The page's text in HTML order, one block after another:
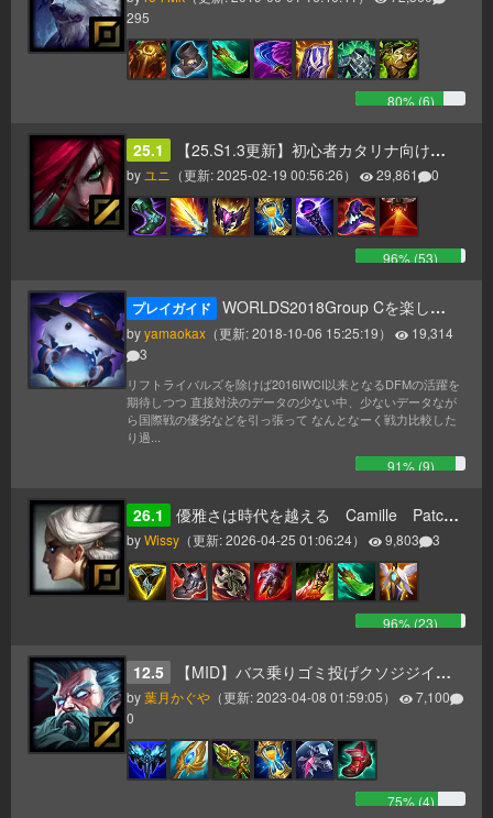
295
80% (6)
25.1 【25.S1.3更新】初心者カタリナ向け最新ビルドガイド！
by ユニ （更新:2025-02-19 00:56:26） 29,861 0
96% (53)
プレイガイド WORLDS2018Group Cを楽しむためのデータまとめ視聴ガイド
byyamaokax （更新:2018-10-06 15:25:19）
19,314
3
リフトライバルズを除けば2016IWCI以来となるDFMの活躍を
期待しつつ 直接対決のデータの少ない中、少ないデータなが
ら国際戦の優劣などを引っ張って なんとなーく戦力比較した
り過...
91% (9)
26.1 優雅さは時代を越える Camille Patch26.1～
byWissy （更新:2026-04-25 01:06:24） 9,803 3
96% (23)
12.5 【MID】バス乗りゴミ投げクソジジイ【AP】
by葉月かぐや （更新:2023-04-08 01:59:05）
7,100
0
75% (4)